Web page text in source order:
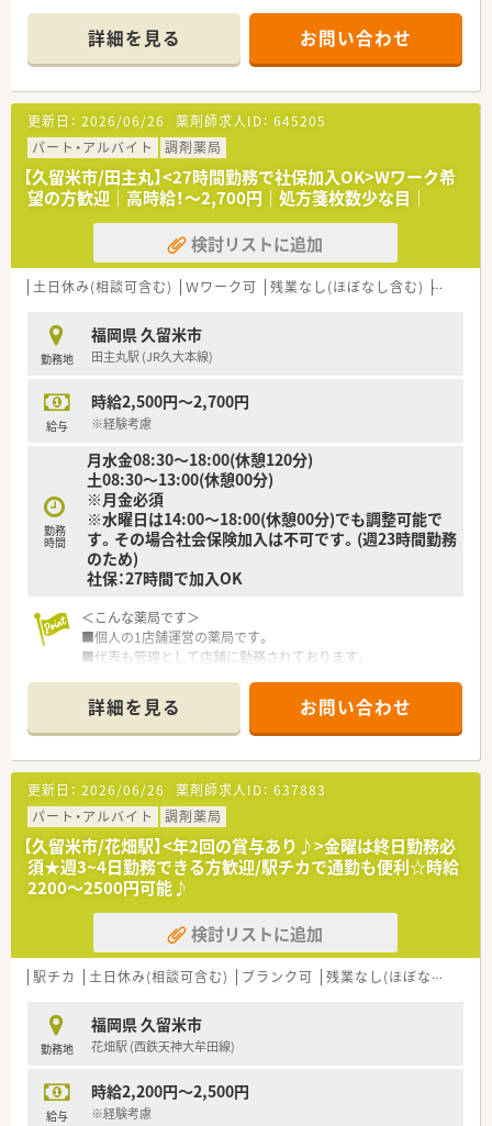
また全店舗でOTCの取り扱いがあるため、調剤だけではなくOTC
も経験できる環境です。
詳細を見る お問い合わせ
更新日： 2026/06/26 薬剤師求人ID： 645205
パート・アルバイト
調剤薬局
【久留米市/田主丸】<27時間勤務で社保加入OK>Wワーク希
望の方歓迎｜高時給！～2,700円｜処方箋枚数少な目｜
検討リストに追加
土日休み(相談可含む) Ｗワーク可 残業なし(ほぼなし含む) 転勤な
勤務地
福岡県 久留米市
田主丸駅 (JR久大本線)
給与
時給2,500円～2,700円
※経験考慮
勤務
時間
月水金08:30～18:00(休憩120分)
土08:30～13:00(休憩00分)
※月金必須
※水曜日は14:00～18:00(休憩00分)でも調整可能で
す。その場合社会保険加入は不可です。(週23時間勤務
のため)
社保：27時間で加入OK
＜こんな薬局です＞
■個人の1店舗運営の薬局です。
■代表も管理として店舗に勤務されております。
■内科をメインで応需しております。
詳細を見る お問い合わせ
更新日： 2026/06/26 薬剤師求人ID： 637883
パート・アルバイト
調剤薬局
【久留米市/花畑駅】<年2回の賞与あり♪>金曜は終日勤務必
須★週3~4日勤務できる方歓迎/駅チカで通勤も便利☆時給
2200～2500円可能♪
検討リストに追加
駅チカ 土日休み(相談可含む) ブランク可 残業なし(ほぼなし含む)
勤務地
福岡県 久留米市
花畑駅 (西鉄天神大牟田線)
給与
時給2,200円～2,500円
※経験考慮